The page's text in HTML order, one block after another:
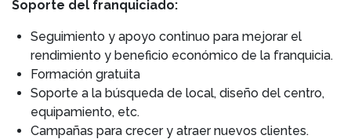
Soporte del franquiciado:
Seguimiento y apoyo continuo para mejorar el
rendimiento y beneficio económico de la franquicia.
Formación gratuita
Soporte a la búsqueda de local, diseño del centro,
equipamiento, etc.
Campañas para crecer y atraer nuevos clientes.